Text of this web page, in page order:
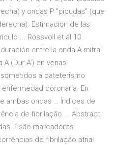
y ondas P "picudas" (que
Estimación de las
... Rossvoll et al 10
entre la onda A mitral
A (Dur A') en venas
a cateterismo
coronaria. En
ambas ondas … Índices de
de fibrilação ... Abstract.
P são marcadores
de fibrilação atrial